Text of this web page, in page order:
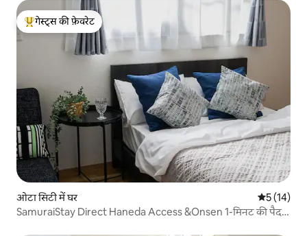
गेस्ट्स का टॉप फ़ेवरेट
गेस्ट्स की फ़ेवरेट
ओटा सिटी में घर औसत रेटिंग
5 (14)
SamuraiStay Direct Haneda Access &Onsen 1-मिनट की पैदल